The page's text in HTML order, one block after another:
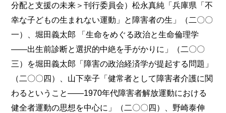
分配と支援の未来＞刊行委員会）松永真純「兵庫県「不
幸な子どもの生まれない運動」と障害者の生」（二〇〇
一）、堀田義太郎 「生命をめぐる政治と生命倫理学
――出生前診断と選択的中絶を手がかりに」（二〇〇
三）を堀田義太郎「障害の政治経済学が提起する問題」
（二〇〇四）、山下幸子「健常者として障害者介護に関
わるということ――1970年代障害者解放運動における
健全者運動の思想を中心に」（二〇〇四）、野崎泰伸